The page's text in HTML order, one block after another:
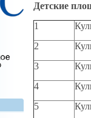
Детские
1
2
3
4
5